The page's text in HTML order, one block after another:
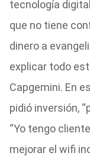
tecnología
que no tiene
dinero a
explicar todo
Capgemini. En
pidió inversión,
“Yo tengo
mejorar el wifi